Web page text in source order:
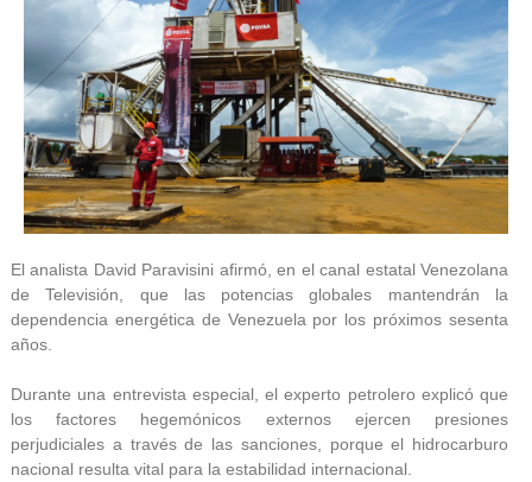
El analista David Paravisini afirmó, en el canal estatal Venezolana
de Televisión, que las potencias globales mantendrán la
dependencia energética de Venezuela por los próximos sesenta
años.
Durante una entrevista especial, el experto petrolero explicó que
los factores hegemónicos externos ejercen presiones
perjudiciales a través de las sanciones, porque el hidrocarburo
nacional resulta vital para la estabilidad internacional.